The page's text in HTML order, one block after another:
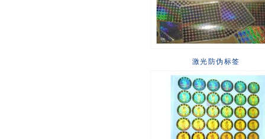
激光防伪标签